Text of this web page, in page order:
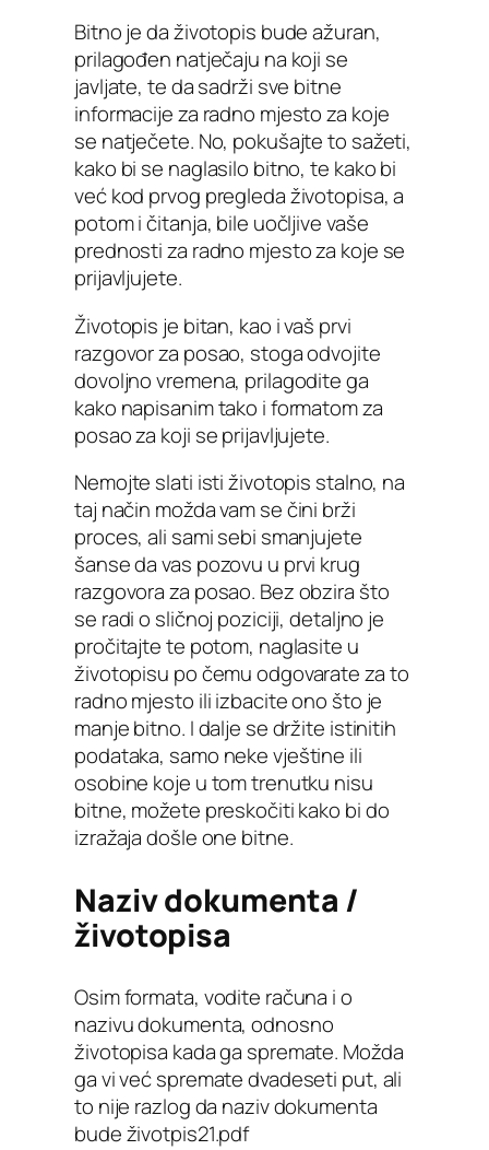
Bitno je da životopis bude ažuran,
prilagođen natječaju na koji se
javljate, te da sadrži sve bitne
informacije za radno mjesto za koje
se natječete. No, pokušajte to sažeti,
kako bi se naglasilo bitno, te kako bi
već kod prvog pregleda životopisa, a
potom i čitanja, bile uočljive vaše
prednosti za radno mjesto za koje se
prijavljujete.
Životopis je bitan, kao i vaš prvi
razgovor za posao, stoga odvojite
dovoljno vremena, prilagodite ga
kako napisanim tako i formatom za
posao za koji se prijavljujete.
Nemojte slati isti životopis stalno, na
taj način možda vam se čini brži
proces, ali sami sebi smanjujete
šanse da vas pozovu u prvi krug
razgovora za posao. Bez obzira što
se radi o sličnoj poziciji, detaljno je
pročitajte te potom, naglasite u
životopisu po čemu odgovarate za to
radno mjesto ili izbacite ono što je
manje bitno. I dalje se držite istinitih
podataka, samo neke vještine ili
osobine koje u tom trenutku nisu
bitne, možete preskočiti kako bi do
izražaja došle one bitne.
Naziv dokumenta /
životopisa
Osim formata, vodite računa i o
nazivu dokumenta, odnosno
životopisa kada ga spremate. Možda
ga vi već spremate dvadeseti put, ali
to nije razlog da naziv dokumenta
bude životpis21.pdf